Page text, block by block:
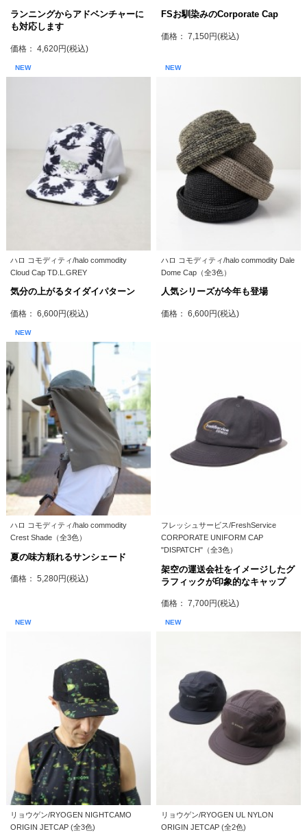
ランニングからアドベンチャーに
も対応します
価格： 4,620円(税込)
FSお馴染みのCorporate Cap
価格： 7,150円(税込)
NEW
ハロ コモディティ/halo commodity
Cloud Cap TD.L.GREY
気分の上がるタイダイパターン
価格： 6,600円(税込)
NEW
ハロ コモディティ/halo commodity Dale
Dome Cap（全3色）
人気シリーズが今年も登場
価格： 6,600円(税込)
NEW
ハロ コモディティ/halo commodity
Crest Shade（全3色）
夏の味方頼れるサンシェード
価格： 5,280円(税込)
フレッシュサービス/FreshService
CORPORATE UNIFORM CAP
"DISPATCH"（全3色）
架空の運送会社をイメージしたグ
ラフィックが印象的なキャップ
価格： 7,700円(税込)
NEW
リョウゲン/RYOGEN NIGHTCAMO
ORIGIN JETCAP (全3色)
NEW
リョウゲン/RYOGEN UL NYLON
ORIGIN JETCAP (全2色)